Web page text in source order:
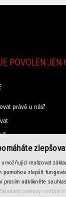
POVOLEN JEN
právě u nás?
realizovat
pomohou zlepšit
prosím odklikněte
ochrany